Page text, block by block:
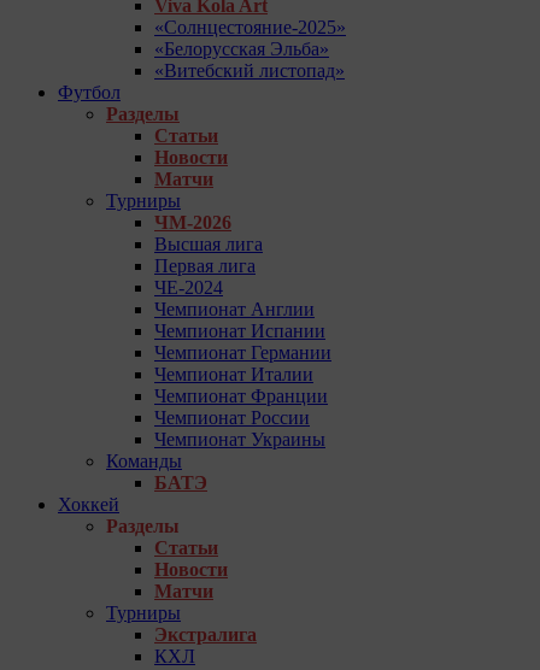
Viva Kola Art
«Солнцестояние-2025»
«Белорусская Эльба»
«Витебский листопад»
Футбол
Разделы
Статьи
Новости
Матчи
Турниры
ЧМ-2026
Высшая лига
Первая лига
ЧЕ-2024
Чемпионат Англии
Чемпионат Испании
Чемпионат Германии
Чемпионат Италии
Чемпионат Франции
Чемпионат России
Чемпионат Украины
Команды
БАТЭ
Хоккей
Разделы
Статьи
Новости
Матчи
Турниры
Экстралига
КХЛ